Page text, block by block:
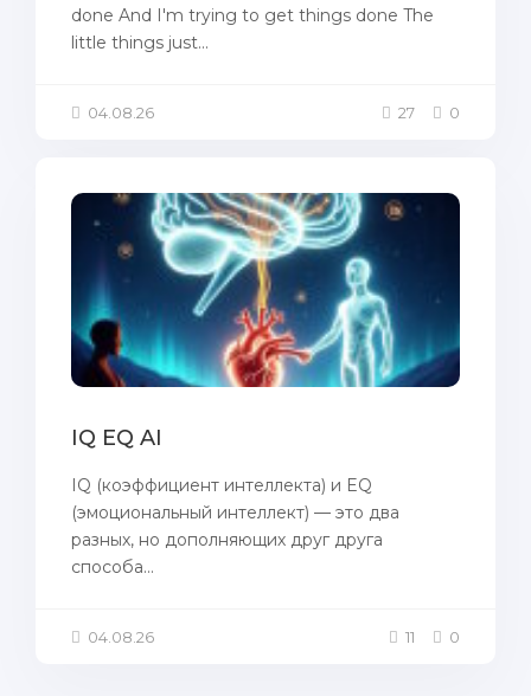
done And I'm trying to get things done The
little things just...
04.08.26 27 0
IQ EQ AI
IQ (коэффициент интеллекта) и EQ
(эмоциональный интеллект) — это два
разных, но дополняющих друг друга
способа...
04.08.26 11 0